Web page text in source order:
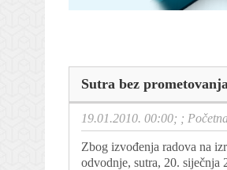
Sutra bez
19.01.2010. 00:00; ;
Zbog izvođenja radova na
odvodnje, sutra, 20. siječnja